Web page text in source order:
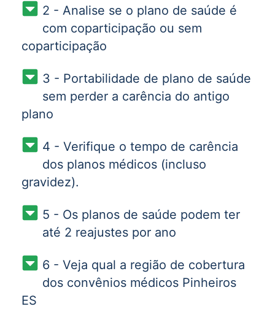
2 - Analise se o plano de saúde é
com coparticipação ou sem
coparticipação
3 - Portabilidade de plano de saúde
sem perder a carência do antigo
plano
4 - Verifique o tempo de carência
dos planos médicos (incluso
gravidez).
5 - Os planos de saúde podem ter
até 2 reajustes por ano
6 - Veja qual a região de cobertura
dos convênios médicos Pinheiros
ES